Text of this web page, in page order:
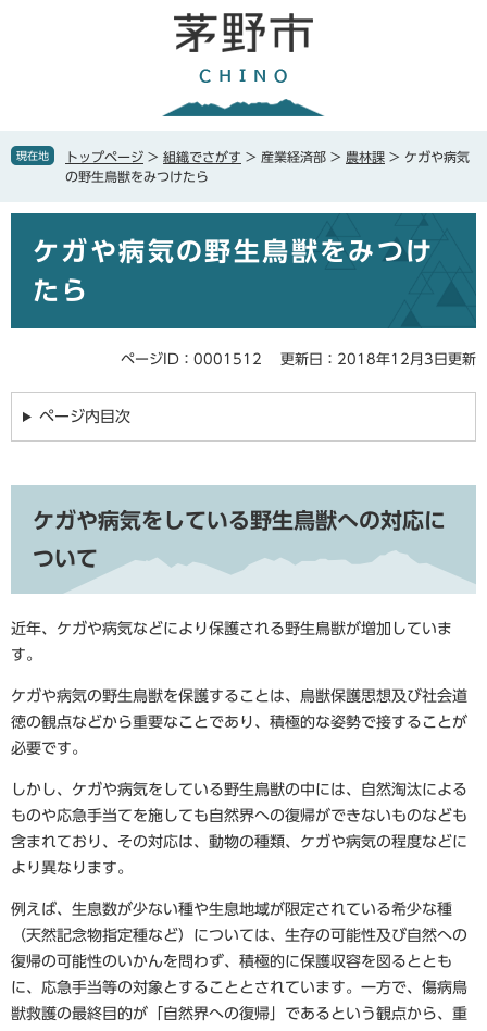
で
ば
本
現在地 トップページ > 組織でさがす > 産業経済部 > 農林課 > ケガや病気
の野生鳥獣をみつけたら
ケガや病気の野生鳥獣をみつけ
たら
ページID：0001512 更新日：2018年12月3日更新
ページ内目次
ケガや病気をしている野生鳥獣への対応に
ついて
近年、ケガや病気などにより保護される野生鳥獣が増加していま
す。
ケガや病気の野生鳥獣を保護することは、鳥獣保護思想及び社会道
徳の観点などから重要なことであり、積極的な姿勢で接することが
必要です。
しかし、ケガや病気をしている野生鳥獣の中には、自然淘汰による
ものや応急手当てを施しても自然界への復帰ができないものなども
含まれており、その対応は、動物の種類、ケガや病気の程度などに
より異なります。
例えば、生息数が少ない種や生息地域が限定されている希少な種
（天然記念物指定種など）については、生存の可能性及び自然への
復帰の可能性のいかんを問わず、積極的に保護収容を図るととも
に、応急手当等の対象とすることとされています。一方で、傷病鳥
獣救護の最終目的が「自然界への復帰」であるという観点から、重